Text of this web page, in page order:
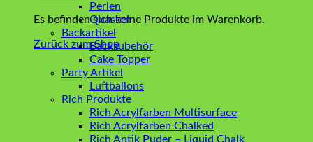
Es befinden sich keine Produkte im Warenkorb.
Zurück zum Shop
Perlen
Quasten
Backartikel
Backzubehör
Cake Topper
Party Artikel
Luftballons
Rich Produkte
Rich Acrylfarben Multisurface
Rich Acrylfarben Chalked
Rich Antik Puder – Liquid Chalk